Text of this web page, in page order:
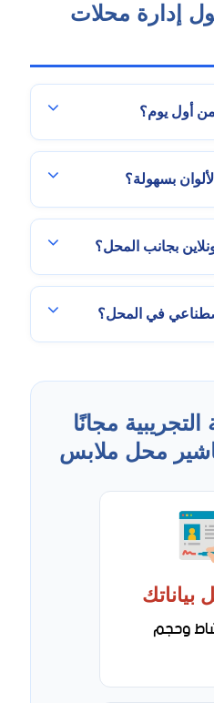
إدارة محلات
أول يوم؟
بسهولة؟
بجانب المحل؟
في المحل؟
مجانًا
محل ملابس
وحجم